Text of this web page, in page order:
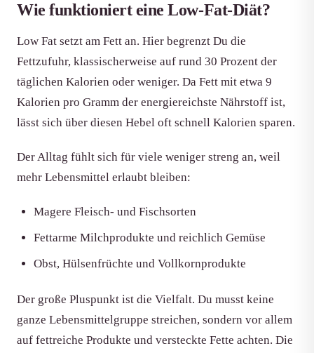
Wie funktioniert eine Low-Fat-Diät?
Low Fat setzt am Fett an. Hier begrenzt Du die
Fettzufuhr, klassischerweise auf rund 30 Prozent der
täglichen Kalorien oder weniger. Da Fett mit etwa 9
Kalorien pro Gramm der energiereichste Nährstoff ist,
lässt sich über diesen Hebel oft schnell Kalorien sparen.
Der Alltag fühlt sich für viele weniger streng an, weil
mehr Lebensmittel erlaubt bleiben:
Magere Fleisch- und Fischsorten
Fettarme Milchprodukte und reichlich Gemüse
Obst, Hülsenfrüchte und Vollkornprodukte
Der große Pluspunkt ist die Vielfalt. Du musst keine
ganze Lebensmittelgruppe streichen, sondern vor allem
auf fettreiche Produkte und versteckte Fette achten. Die